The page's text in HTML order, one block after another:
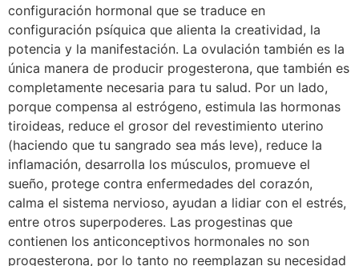
configuración hormonal que se traduce en
configuración psíquica que alienta la creatividad, la
potencia y la manifestación. La ovulación también es la
única manera de producir progesterona, que también es
completamente necesaria para tu salud. Por un lado,
porque compensa al estrógeno, estimula las hormonas
tiroideas, reduce el grosor del revestimiento uterino
(haciendo que tu sangrado sea más leve), reduce la
inflamación, desarrolla los músculos, promueve el
sueño, protege contra enfermedades del corazón,
calma el sistema nervioso, ayudan a lidiar con el estrés,
entre otros superpoderes. Las progestinas que
contienen los anticonceptivos hormonales no son
progesterona, por lo tanto no reemplazan su necesidad